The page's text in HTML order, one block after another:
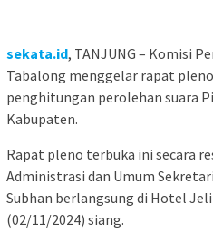
sekata.id, TANJUNG – Komisi
Tabalong menggelar rapat
penghitungan perolehan suara
Kabupaten.
Rapat pleno terbuka ini secara
Administrasi dan Umum
Subhan berlangsung di Hotel
(02/11/2024) siang.